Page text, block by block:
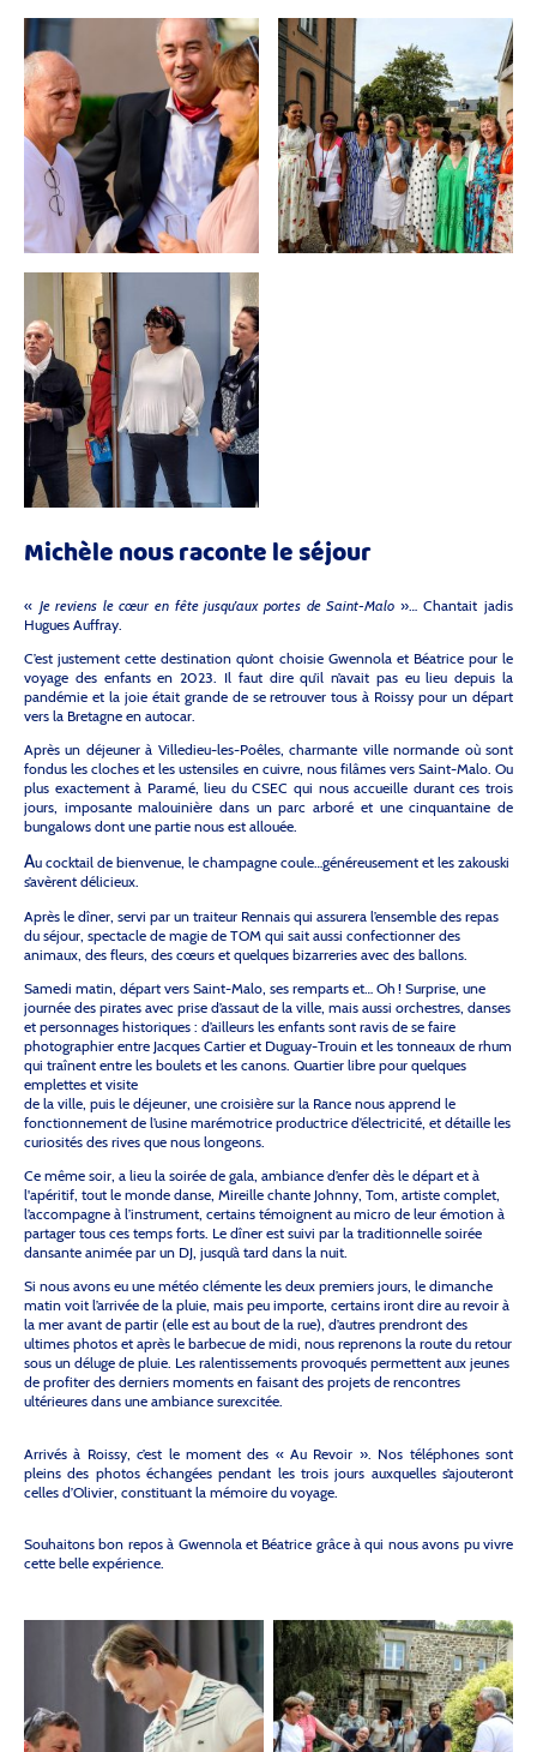
Michèle nous raconte le séjour
« Je reviens le cœur en fête jusqu’aux portes de Saint-Malo »… Chantait jadis
Hugues Auffray.
C’est justement cette destination qu’ont choisie Gwennola et Béatrice pour le
voyage des enfants en 2023. Il faut dire qu’il n’avait pas eu lieu depuis la
pandémie et la joie était grande de se retrouver tous à Roissy pour un départ
vers la Bretagne en autocar.
Après un déjeuner à Villedieu-les-Poêles, charmante ville normande où sont
fondus les cloches et les ustensiles en cuivre, nous filâmes vers Saint-Malo. Ou
plus exactement à Paramé, lieu du CSEC qui nous accueille durant ces trois
jours, imposante malouinière dans un parc arboré et une cinquantaine de
bungalows dont une partie nous est allouée.
Au cocktail de bienvenue, le champagne coule…généreusement et les zakouski
s’avèrent délicieux.
Après le dîner, servi par un traiteur Rennais qui assurera l’ensemble des repas
du séjour, spectacle de magie de TOM qui sait aussi confectionner des
animaux, des fleurs, des cœurs et quelques bizarreries avec des ballons.
Samedi matin, départ vers Saint-Malo, ses remparts et… Oh ! Surprise, une
journée des pirates avec prise d’assaut de la ville, mais aussi orchestres, danses
et personnages historiques : d’ailleurs les enfants sont ravis de se faire
photographier entre Jacques Cartier et Duguay-Trouin et les tonneaux de rhum
qui traînent entre les boulets et les canons. Quartier libre pour quelques
emplettes et visite
de la ville, puis le déjeuner, une croisière sur la Rance nous apprend le
fonctionnement de l’usine marémotrice productrice d’électricité, et détaille les
curiosités des rives que nous longeons.
Ce même soir, a lieu la soirée de gala, ambiance d’enfer dès le départ et à
l'apéritif, tout le monde danse, Mireille chante Johnny, Tom, artiste complet,
l’accompagne à l’instrument, certains témoignent au micro de leur émotion à
partager tous ces temps forts. Le dîner est suivi par la traditionnelle soirée
dansante animée par un DJ, jusqu’à tard dans la nuit.
Si nous avons eu une météo clémente les deux premiers jours, le dimanche
matin voit l’arrivée de la pluie, mais peu importe, certains iront dire au revoir à
la mer avant de partir (elle est au bout de la rue), d’autres prendront des
ultimes photos et après le barbecue de midi, nous reprenons la route du retour
sous un déluge de pluie. Les ralentissements provoqués permettent aux jeunes
de profiter des derniers moments en faisant des projets de rencontres
ultérieures dans une ambiance surexcitée.
Arrivés à Roissy, c’est le moment des « Au Revoir ». Nos téléphones sont
pleins des photos échangées pendant les trois jours auxquelles s’ajouteront
celles d’Olivier, constituant la mémoire du voyage.
Souhaitons bon repos à Gwennola et Béatrice grâce à qui nous avons pu vivre
cette belle expérience.